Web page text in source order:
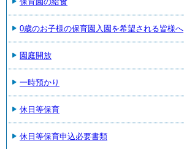
0歳のお子様の保育園入園を希望される皆様へ
園庭開放
一時預かり
休日等保育
休日等保育申込必要書類